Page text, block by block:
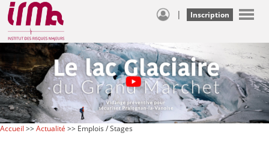
| Inscription
Accueil >>Actualité >> Emplois / Stages